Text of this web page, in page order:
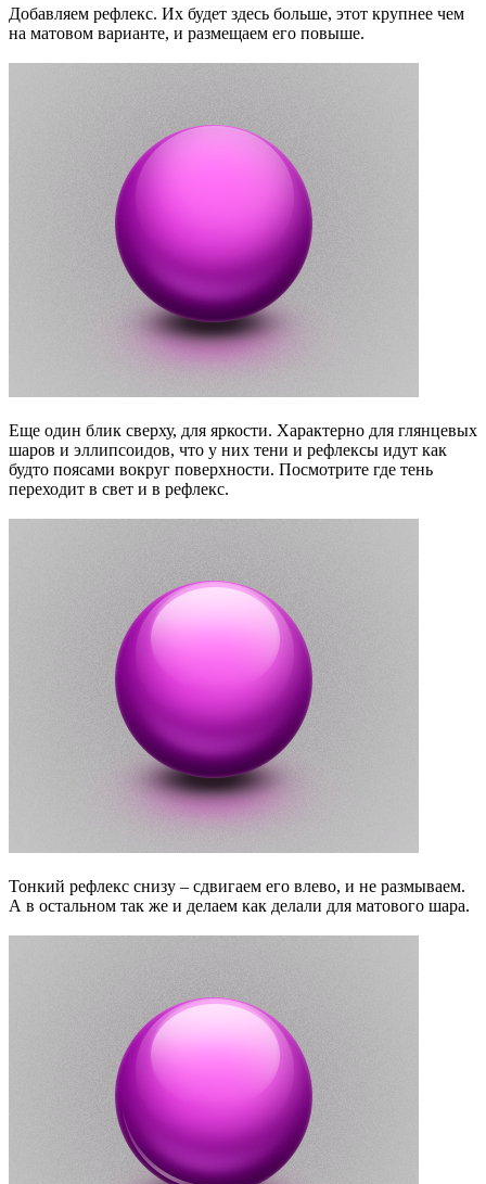
Добавляем рефлекс. Их будет здесь больше, этот крупнее чем
на матовом варианте, и размещаем его повыше.
Еще один блик сверху, для яркости. Характерно для глянцевых
шаров и эллипсоидов, что у них тени и рефлексы идут как
будто поясами вокруг поверхности. Посмотрите где тень
переходит в свет и в рефлекс.
Тонкий рефлекс снизу – сдвигаем его влево, и не размываем.
А в остальном так же и делаем как делали для матового шара.